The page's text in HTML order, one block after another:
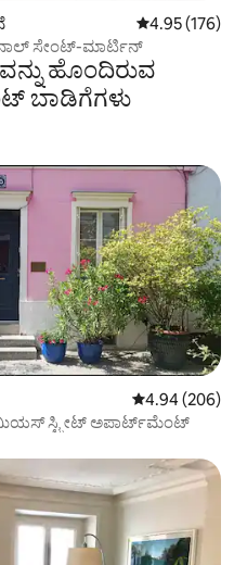
5 ರಲ್ಲಿ 4.95
4.95 (176)
ಸೇಂಟ್-ಮಾರ್ಟಿನ್
ಹೊಂದಿರುವ
ಬಾಡಿಗೆಗಳು
5 ರಲ್ಲಿ 4.94
4.94 (206)
ಸ್ಟ್ರೀಟ್ ಅಪಾರ್ಟ್‌ಮೆಂಟ್